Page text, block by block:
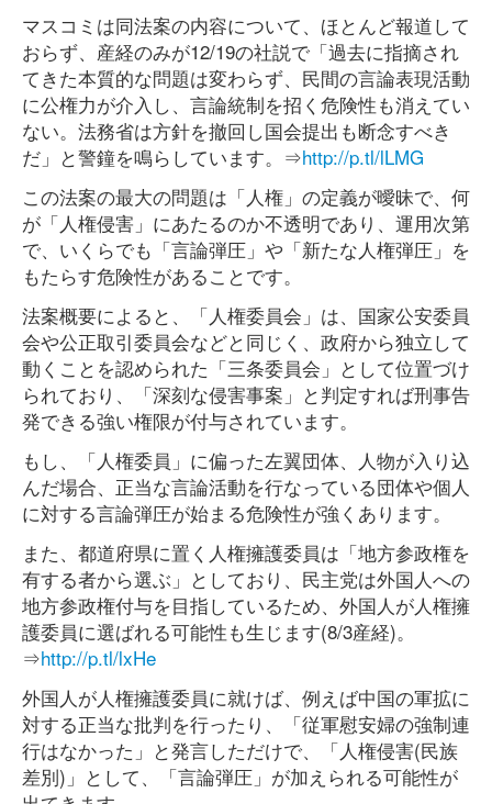
マスコミは同法案の内容について、ほとんど報道して
おらず、産経のみが12/19の社説で「過去に指摘され
てきた本質的な問題は変わらず、民間の言論表現活動
に公権力が介入し、言論統制を招く危険性も消えてい
ない。法務省は方針を撤回し国会提出も断念すべき
だ」と警鐘を鳴らしています。⇒http://p.tl/lLMG
この法案の最大の問題は「人権」の定義が曖昧で、何
が「人権侵害」にあたるのか不透明であり、運用次第
で、いくらでも「言論弾圧」や「新たな人権弾圧」を
もたらす危険性があることです。
法案概要によると、「人権委員会」は、国家公安委員
会や公正取引委員会などと同じく、政府から独立して
動くことを認められた「三条委員会」として位置づけ
られており、「深刻な侵害事案」と判定すれば刑事告
発できる強い権限が付与されています。
もし、「人権委員」に偏った左翼団体、人物が入り込
んだ場合、正当な言論活動を行なっている団体や個人
に対する言論弾圧が始まる危険性が強くあります。
また、都道府県に置く人権擁護委員は「地方参政権を
有する者から選ぶ」としており、民主党は外国人への
地方参政権付与を目指しているため、外国人が人権擁
護委員に選ばれる可能性も生じます(8/3産経)。
⇒http://p.tl/lxHe
外国人が人権擁護委員に就けば、例えば中国の軍拡に
対する正当な批判を行ったり、「従軍慰安婦の強制連
行はなかった」と発言しただけで、「人権侵害(民族
差別)」として、「言論弾圧」が加えられる可能性が